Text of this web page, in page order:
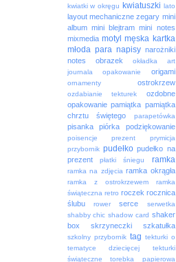
kwiatki w okręgu kwiatuszki lato
layout mechaniczne zegary mini
album mini blejtram mini notes
mixmedia motyl męska kartka
młoda para napisy narożniki
notes
obrazek
okładka art
journala
opakowanie origami
ornamenty ostrokrzew
ozdabianie tekturek
ozdobne
opakowanie pamiątka pamiątka
chrztu świętego
parapetówka
pisanka piórka podziękowanie
poisencje prezent
prymicja
przybornik pudełko pudełko na
prezent
płatki śniegu ramka
ramka na zdjęcia ramka okrągła
ramka z ostrokrzewem
ramka
świąteczna retro roczek rocznica
ślubu
rower serce
serwetka
shabby chic shadow card shaker
box
skrzyneczki szkatułka
szkolny przybornik tag tekturki o
tematyce dziecięcej
tekturki
świąteczne
torebka papierowa